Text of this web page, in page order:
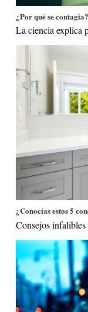
¿Por qué se contagia?
La ciencia explica
¿Conocías estos 5
Consejos